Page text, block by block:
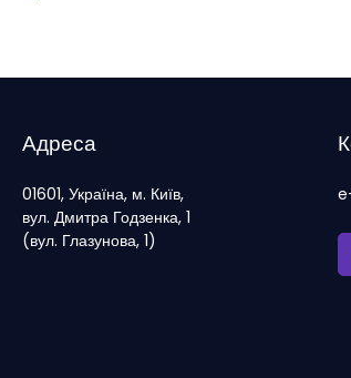
Адреса
01601, Україна, м. Київ,
вул. Дмитра Годзенка, 1
(вул. Глазунова, 1)